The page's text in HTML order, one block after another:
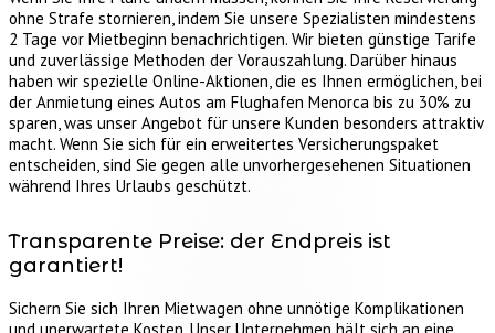
ohne Strafe stornieren, indem Sie unsere Spezialisten mindestens
2 Tage vor Mietbeginn benachrichtigen. Wir bieten günstige Tarife
und zuverlässige Methoden der Vorauszahlung. Darüber hinaus
haben wir spezielle Online-Aktionen, die es Ihnen ermöglichen, bei
der Anmietung eines Autos am Flughafen Menorca bis zu 30% zu
sparen, was unser Angebot für unsere Kunden besonders attraktiv
macht. Wenn Sie sich für ein erweitertes Versicherungspaket
entscheiden, sind Sie gegen alle unvorhergesehenen Situationen
während Ihres Urlaubs geschützt.
Transparente Preise: der Endpreis ist
garantiert!
Sichern Sie sich Ihren Mietwagen ohne unnötige Komplikationen